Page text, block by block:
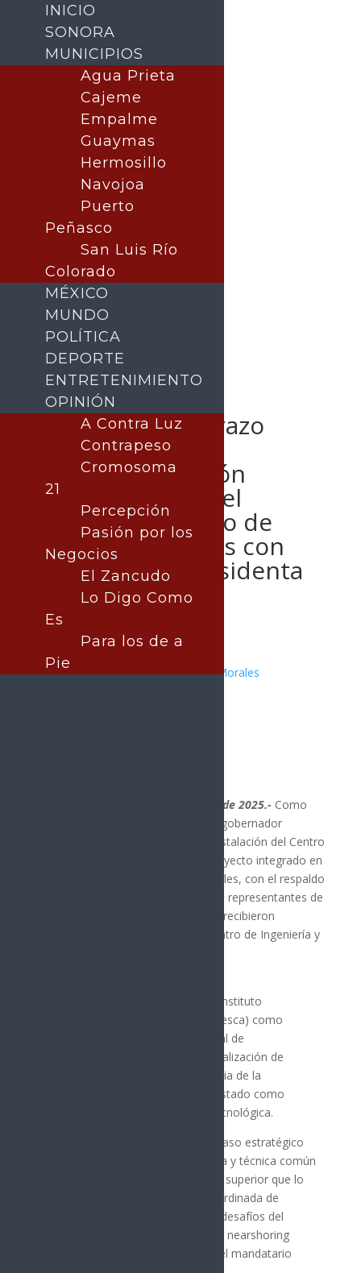
Gobernador Durazo
impulsa
profesionalización
académica para el
Centro de Diseño de
Semiconductores con
respaldo de Presidenta
Sheinbaum
Publicado por:Juan Antonio Pérez Morales
Hermosillo, Sonora 9 de diciembre de 2025.- Como
parte del programa estratégico del gobernador
Alfonso Durazo Montaño para la instalación del Centro
de Diseño de Semiconductores, proyecto integrado en
el Plan Sonora de Energías Sostenibles, con el respaldo
de la presidenta Claudia Sheinbaum, representantes de
instituciones de educación superior recibieron
capacitación especializada en el Centro de Ingeniería y
El mandatario estatal reconoció al Instituto
Tecnológico Superior de Cajeme (Itesca) como
institución líder del Consorcio Estatal de
Semiconductores, para la profesionalización de
estudiantes y docentes en la industria de la
electromovilidad, consolidando al estado como
referente nacional en innovación tecnológica.
«Con esta capacitación damos un paso estratégico
para consolidar una base académica y técnica común
entre las instituciones de educación superior que lo
integran, favoreciendo una ruta coordinada de
especialización que responda a los desafíos del
entorno industrial, la innovación y el nearshoring
tecnológico en la región», sostuvo el mandatario
INICIO
SONORA
MUNICIPIOS
Agua Prieta
Cajeme
Empalme
Guaymas
Hermosillo
Navojoa
Puerto
Peñasco
San Luis Río
Colorado
MÉXICO
MUNDO
POLÍTICA
DEPORTE
ENTRETENIMIENTO
OPINIÓN
A Contra Luz
Contrapeso
Cromosoma
21
Percepción
Pasión por los
Negocios
El Zancudo
Lo Digo Como
Es
Para los de a
Pie